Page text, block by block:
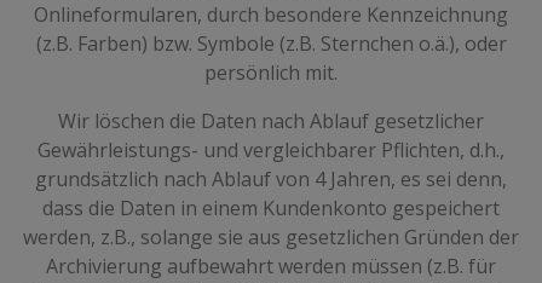
Onlineformularen, durch besondere Kennzeichnung
(z.B. Farben) bzw. Symbole (z.B. Sternchen o.ä.), oder
persönlich mit.
Wir löschen die Daten nach Ablauf gesetzlicher
Gewährleistungs- und vergleichbarer Pflichten, d.h.,
grundsätzlich nach Ablauf von 4 Jahren, es sei denn,
dass die Daten in einem Kundenkonto gespeichert
werden, z.B., solange sie aus gesetzlichen Gründen der
Archivierung aufbewahrt werden müssen (z.B. für